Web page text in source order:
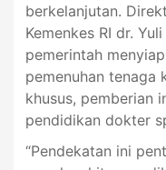
berkelanjutan.
Kemenkes RI dr.
pemerintah
pemenuhan tenaga
khusus, pemberian
pendidikan dokter
“Pendekatan ini